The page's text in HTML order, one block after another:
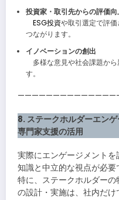
投資家・取引先からの評価向
ESG投資や取引選定で評
つながります。
イノベーションの創出
多様な意見や社会課題から
す。
8. ステークホルダーエン
専門家支援の活用
実際にエンゲージメント
知識と中立的な視点が必要
特に、ステークホルダーの
の設計・実施は、社内だ